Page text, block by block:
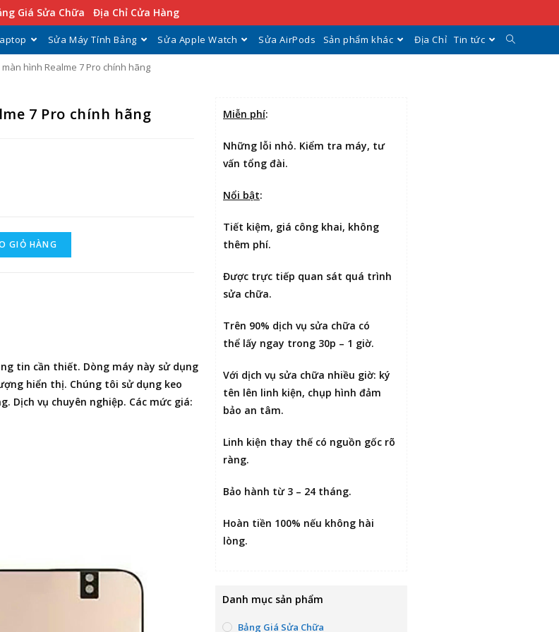
Giá Sửa Chữa Địa Chỉ Cửa Hàng
Sửa Máy Tính Bảng Sửa Apple Watch Sửa AirPods Sản phẩm khác Địa Chỉ Tin tức
màn hình Realme 7 Pro chính hãng
7 Pro chính hãng
GIỎ HÀNG
tin cần thiết. Dòng máy này sử dụng
hiển thị. Chúng tôi sử dụng keo
Dịch vụ chuyên nghiệp. Các mức giá:
Miễn phí:
Những lỗi nhỏ. Kiểm tra máy, tư
vấn tổng đài.
Nổi bật:
Tiết kiệm, giá công khai, không
thêm phí.
Được trực tiếp quan sát quá trình
sửa chữa.
Trên 90% dịch vụ sửa chữa có
thể lấy ngay trong 30p – 1 giờ.
Với dịch vụ sửa chữa nhiều giờ: ký
tên lên linh kiện, chụp hình đảm
bảo an tâm.
Linh kiện thay thế có nguồn gốc rõ
ràng.
Bảo hành từ 3 – 24 tháng.
Hoàn tiền 100% nếu không hài
lòng.
Danh mục sản phẩm
Bảng Giá Sửa Chữa